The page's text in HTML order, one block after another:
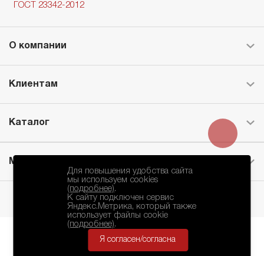
ГОСТ 23342-2012
О компании
Клиентам
Каталог
Месторождение
Для повышения удобства сайта
мы используем cookies
(подробнее).
К сайту подключен сервис
Яндекс.Метрика, который также
использует файлы cookie
(подробнее).
Я согласен/согласна